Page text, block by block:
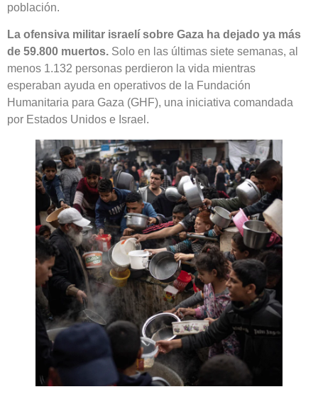
población.
La ofensiva militar israelí sobre Gaza ha dejado ya más
de 59.800 muertos. Solo en las últimas siete semanas, al
menos 1.132 personas perdieron la vida mientras
esperaban ayuda en operativos de la Fundación
Humanitaria para Gaza (GHF), una iniciativa comandada
por Estados Unidos e Israel.